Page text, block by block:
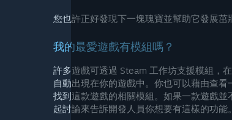
您也許正好發現下一塊瑰寶並幫助它發展茁
我的最愛遊戲有模組嗎？
許多遊戲可透過 Steam 工作坊支援模組，
自動出現在你的遊戲中。你也可以藉由查
找到這款遊戲的相關模組。如果一款遊戲
起討論來告訴開發人員你想要有這樣的功能。